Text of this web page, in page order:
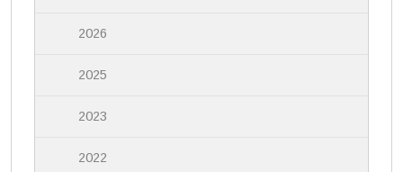
2026
2025
2023
2022